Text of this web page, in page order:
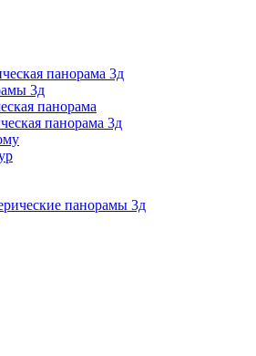
панорама 3д
3д
панорама
панорама 3д
панорамы 3д